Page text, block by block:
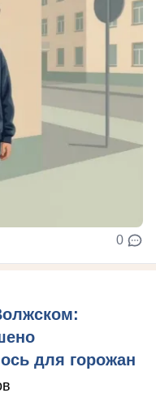
0
для горожан